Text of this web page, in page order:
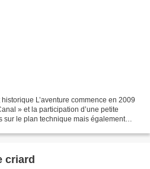
L’aventure commence en 2009
» et la participation d’une petite
le plan technique mais également
criard